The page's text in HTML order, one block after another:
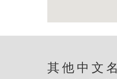
其他中文名